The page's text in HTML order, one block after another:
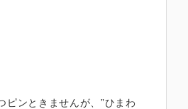
ピンときませんが、”ひまわ